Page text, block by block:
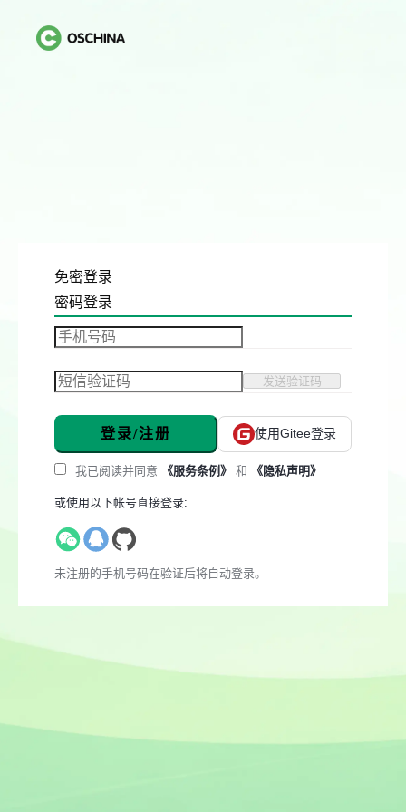
免密登录
密码登录
发送验证码
登录/注册 使用Gitee登录
我已阅读并同意 《服务条例》 和 《隐私声明》
或使用以下帐号直接登录:
未注册的手机号码在验证后将自动登录。